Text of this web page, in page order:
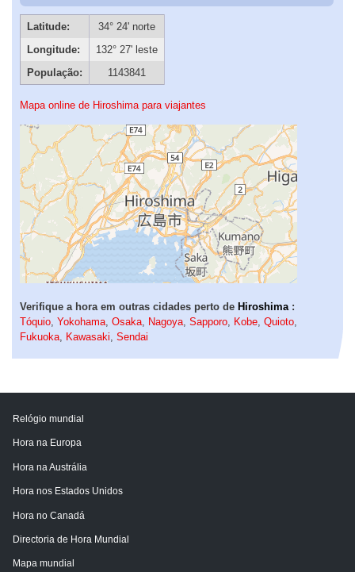
Latitude:
34° 24' norte
Longitude:
132° 27' leste
População:
1143841
Mapa online de Hiroshima para viajantes
Verifique a hora em outras cidades perto de Hiroshima:
Tóquio, Yokohama, Osaka, Nagoya, Sapporo, Kobe, Quioto,
Fukuoka, Kawasaki, Sendai
Relógio mundial
Hora na Europa
Hora na Austrália
Hora nos Estados Unidos
Hora no Canadá
Directoria de Hora Mundial
Mapa mundial